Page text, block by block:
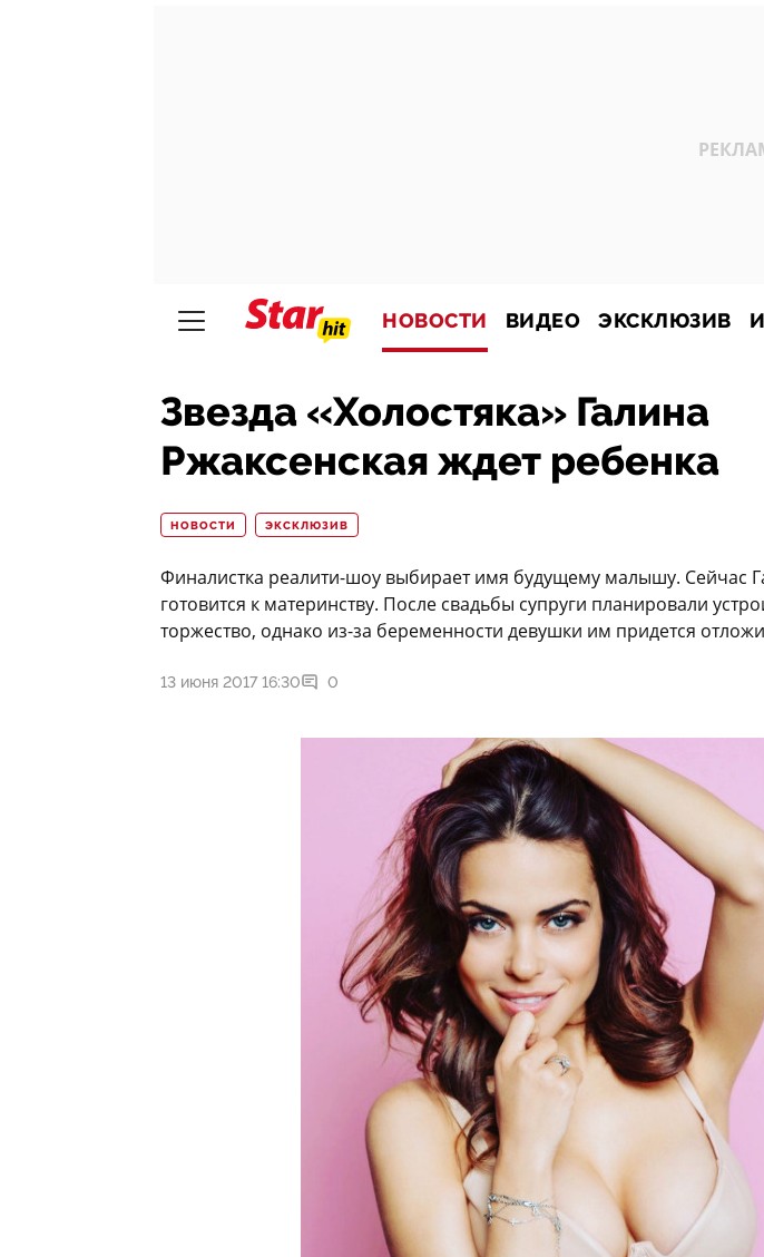
НОВОСТИ ВИДЕО ЭКСКЛЮЗИВ
Звезда «Холостяка» Галина
Ржаксенская ждет ребенка
НОВОСТИ ЭКСКЛЮЗИВ
Финалистка реалити-шоу выбирает имя будущему малышу. Сейчас
готовится к материнству. После свадьбы супруги планировали
торжество, однако из-за беременности девушки им придется
13 июня 2017 16:30 0